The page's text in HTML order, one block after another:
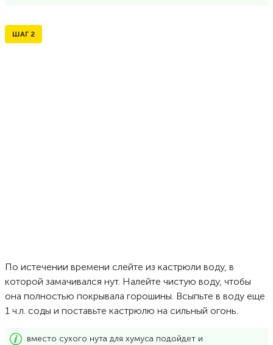
ШАГ 2
По истечении времени слейте из кастрюли воду, в
которой замачивался нут. Налейте чистую воду, чтобы
она полностью покрывала горошины. Всыпьте в воду еще
1 ч.л. соды и поставьте кастрюлю на сильный огонь.
вместо сухого нута для хумуса подойдет и